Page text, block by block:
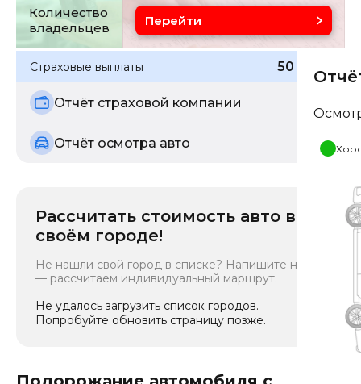
Количество
владельцев
Перейти
Страховые выплаты 50 642
Отчёт страховой компании
Отчёт осмотра авто
Рассчитать стоимость авто в
своём городе!
Не нашли свой город в списке? Напишите нам
— рассчитаем индивидуальный маршрут.
Не удалось загрузить список городов.
Попробуйте обновить страницу позже.